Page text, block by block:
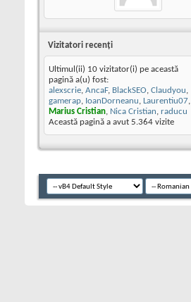
Vizitatori recenţi
Ultimul(ii) 10 vizitator(i) pe această
pagină a(u) fost:
alexscrie, AncaF, BlackSEO, Claudyou,
gamerap, IoanDorneanu, Laurentiu07,
Marius Cristian, Nica Cristian, raducu
Această pagină a avut 5.364 vizite